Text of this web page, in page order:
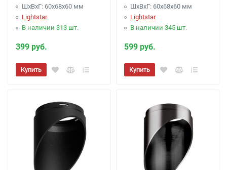
ШхВхГ: 60x68x60 мм
Lightstar
В наличии 313 шт.
399 руб.
Купить
ШхВхГ: 60x68x60 мм
Lightstar
В наличии 345 шт.
599 руб.
Купить